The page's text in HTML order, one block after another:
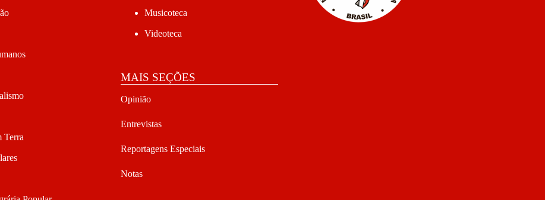
Terra
Musicoteca
Videoteca
MAIS SEÇÕES
Opinião
Entrevistas
Reportagens Especiais
Notas